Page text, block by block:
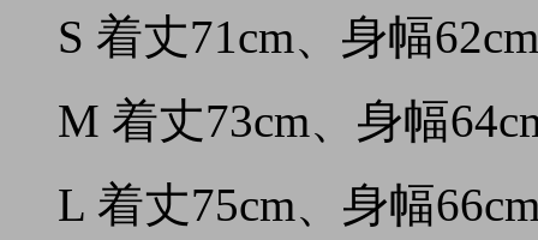
S 着丈71cm、身幅
M 着丈73cm、身幅
L 着丈75cm、身幅